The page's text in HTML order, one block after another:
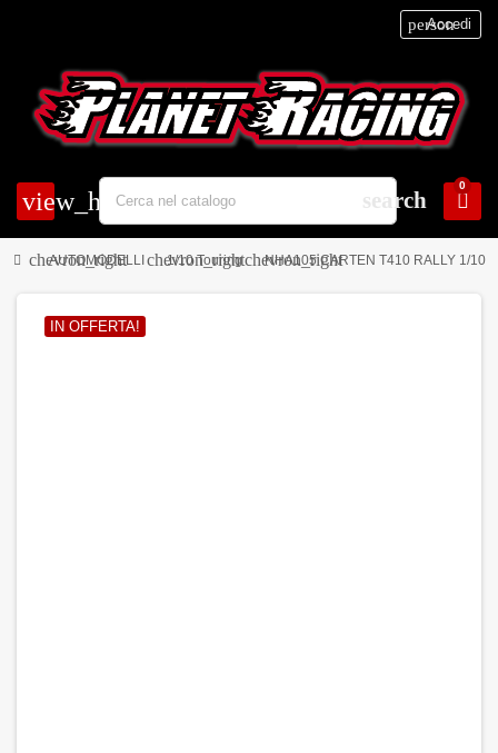
view_headline search
person
Accedi
0
chevron_right
AUTOMODELLI chevron_right
1/10 Touringchevron_right
NHA105 CARTEN T410 RALLY 1/10
IN OFFERTA!